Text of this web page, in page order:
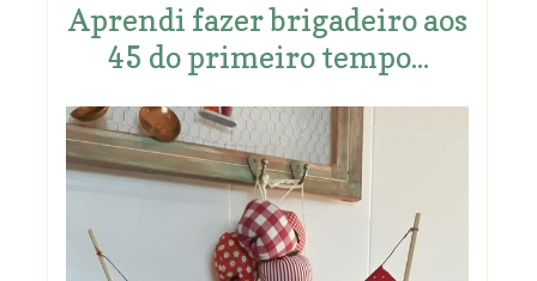
Aprendi fazer brigadeiro aos
45 do primeiro tempo...